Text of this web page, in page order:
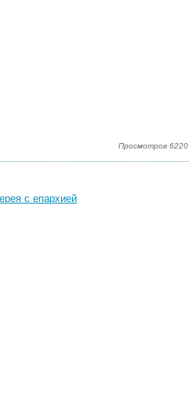
Просмотров 6220
с епархией